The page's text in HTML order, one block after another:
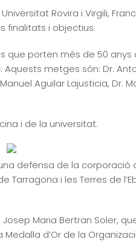
Rovira i Virgili,
finalitats i objectius.
que porten més de 50 anys
Aquests metges són: Dr.
Aguilar Lajusticia, Dr.
i de la universitat.
defensa de la corporació
i les Terres de
Maria Bertran Soler,
d’Or de la